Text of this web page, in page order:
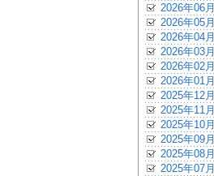
2026年06月
2026年05月
2026年04月
2026年03月
2026年02月
2026年01月
2025年12月
2025年11月
2025年10月
2025年09月
2025年08月
2025年07月